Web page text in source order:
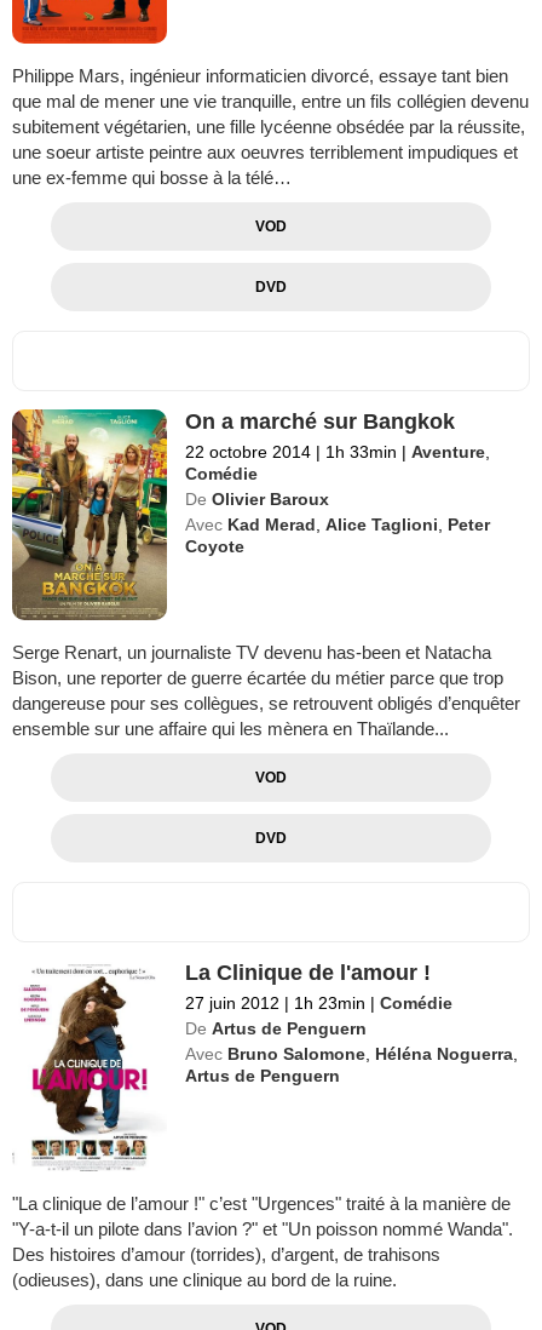
Philippe Mars, ingénieur informaticien divorcé, essaye tant bien
que mal de mener une vie tranquille, entre un fils collégien devenu
subitement végétarien, une fille lycéenne obsédée par la réussite,
une soeur artiste peintre aux oeuvres terriblement impudiques et
une ex-femme qui bosse à la télé…
VOD
DVD
On a marché sur Bangkok
22 octobre 2014 | 1h 33min | Aventure
Comédie
De Olivier Baroux
Avec Kad Merad ,Alice Taglioni
Peter
Coyote
Serge Renart, un journaliste TV devenu has-been et Natacha
Bison, une reporter de guerre écartée du métier parce que trop
dangereuse pour ses collègues, se retrouvent obligés d’enquêter
ensemble sur une affaire qui les mènera en Thaïlande...
VOD
DVD
La Clinique de l'amour !
27 juin 2012 | 1h 23min | Comédie
De Artus de Penguern
Avec Bruno Salomone Héléna Noguerra
Artus de Penguern
"La clinique de l’amour !" c’est "Urgences" traité à la manière de
"Y-a-t-il un pilote dans l’avion ?" et "Un poisson nommé Wanda".
Des histoires d’amour (torrides), d’argent, de trahisons
(odieuses), dans une clinique au bord de la ruine.